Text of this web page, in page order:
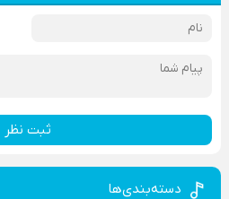
ثبت نظر
دسته‌بندی‌ها